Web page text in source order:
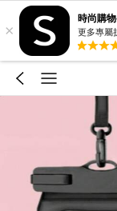
×
時尚購
更多專屬